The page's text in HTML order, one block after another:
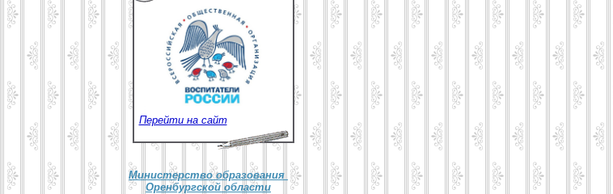
Перейти на сайт
Министерство образования
Оренбургской области